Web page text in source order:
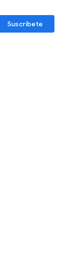
Suscríbete